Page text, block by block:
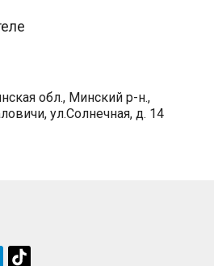
обл., Минский р-н.,
ул.Солнечная, д. 14